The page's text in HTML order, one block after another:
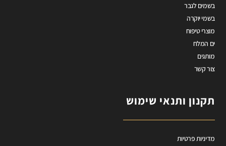
בשמים לגבר
בשמי יוקרה
מוצרי טיפוח
ים המלח
מותגים
צור קשר
תקנון ותנאי שימוש
מדיניות פרטיות